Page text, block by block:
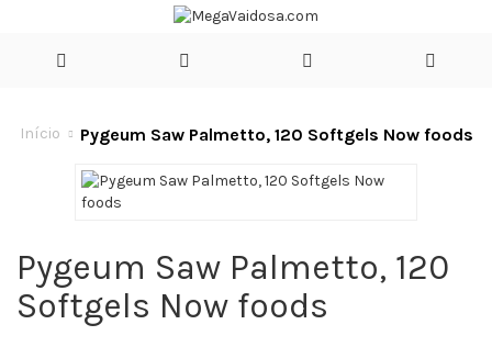
Início Pygeum Saw Palmetto, 120 Softgels Now foods
Pygeum Saw Palmetto, 120
Softgels Now foods